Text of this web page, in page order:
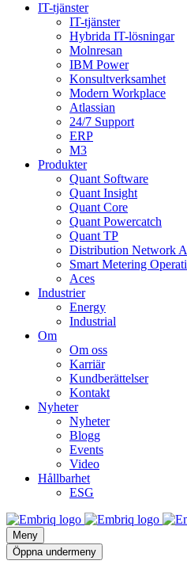
IT-tjänster
IT-tjänster
Hybrida IT-lösningar
Molnresan
IBM Power
Konsultverksamhet
Modern Workplace
Atlassian
24/7 Support
ERP
M3
Produkter
Quant Software
Quant Insight
Quant Core
Quant Powercatch
Quant TP
Distribution Network
Smart Metering
Aces
Industrier
Energy
Industrial
Om
Om oss
Karriär
Kundberättelser
Kontakt
Nyheter
Nyheter
Blogg
Events
Video
Hållbarhet
ESG
Meny
Öppna undermeny